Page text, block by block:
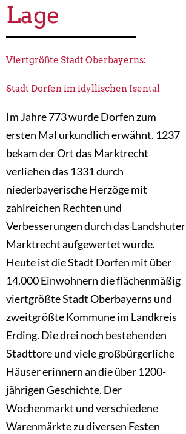
Lage
Viertgrößte Stadt Oberbayerns:
Stadt Dorfen im idyllischen Isental
Im Jahre 773 wurde Dorfen zum
ersten Mal urkundlich erwähnt. 1237
bekam der Ort das Marktrecht
verliehen das 1331 durch
niederbayerische Herzöge mit
zahlreichen Rechten und
Verbesserungen durch das Landshuter
Marktrecht aufgewertet wurde.
Heute ist die Stadt Dorfen mit über
14.000 Einwohnern die flächenmäßig
viertgrößte Stadt Oberbayerns und
zweitgrößte Kommune im Landkreis
Erding. Die drei noch bestehenden
Stadttore und viele großbürgerliche
Häuser erinnern an die über 1200-
jährigen Geschichte. Der
Wochenmarkt und verschiedene
Warenmärkte zu diversen Festen